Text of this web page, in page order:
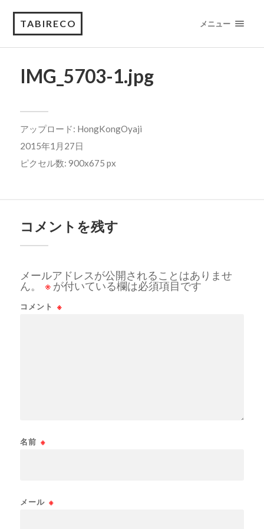
TABIRECO メニュー
IMG_5703-1.jpg
アップロード: HongKongOyaji
2015年1月27日
ピクセル数: 900x675 px
コメントを残す
メールアドレスが公開されることはありませ
ん。
※ が付いている欄は必須項目です
コメント ※
名前 ※
メール ※